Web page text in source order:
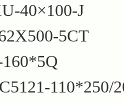
40×100-J
5CT
110*250/